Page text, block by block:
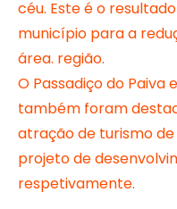
céu. Este é o
município para a
área. região.
O Passadiço do Paiva
também foram
atração de turismo
projeto de
respetivamente.